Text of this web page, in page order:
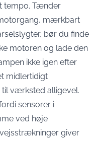
tempo. Tænder
mærkbart
bør du finde
motoren og lade den
ikke igen efter
midlertidigt
værksted alligevel.
sensorer i
ved høje
giver